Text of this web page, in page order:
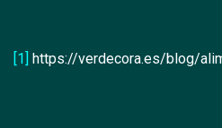
[1] https://verdecora.es/blog/